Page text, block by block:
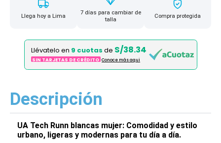
Llega hoy a Lima
7 días para cambiar de
talla
Compra protegida
Llévatelo en 9 cuotas de S/38.34
SIN TARJETAS DE CRÉDITO Conoce más aqui
Descripción
UA Tech Runn blancas mujer: Comodidad y estilo
urbano, ligeras y modernas para tu día a día.